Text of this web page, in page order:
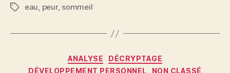
Étiquettes
eau, peur, sommeil
Catégories
ANALYSE
DÉCRYPTAGE
DÉVELOPPEMENT PERSONNEL
NON CLASSÉ